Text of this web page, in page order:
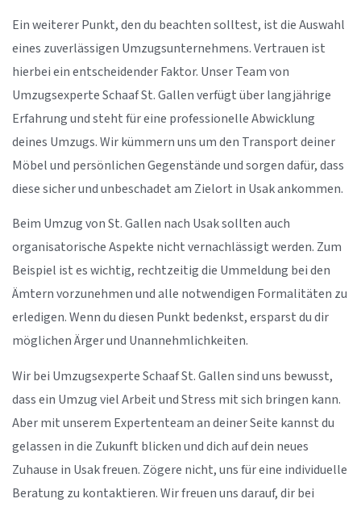
Ein weiterer Punkt, den du beachten solltest, ist die Auswahl
eines zuverlässigen Umzugsunternehmens. Vertrauen ist
hierbei ein entscheidender Faktor. Unser Team von
Umzugsexperte Schaaf St. Gallen verfügt über langjährige
Erfahrung und steht für eine professionelle Abwicklung
deines Umzugs. Wir kümmern uns um den Transport deiner
Möbel und persönlichen Gegenstände und sorgen dafür, dass
diese sicher und unbeschadet am Zielort in Usak ankommen.
Beim Umzug von St. Gallen nach Usak sollten auch
organisatorische Aspekte nicht vernachlässigt werden. Zum
Beispiel ist es wichtig, rechtzeitig die Ummeldung bei den
Ämtern vorzunehmen und alle notwendigen Formalitäten zu
erledigen. Wenn du diesen Punkt bedenkst, ersparst du dir
möglichen Ärger und Unannehmlichkeiten.
Wir bei Umzugsexperte Schaaf St. Gallen sind uns bewusst,
dass ein Umzug viel Arbeit und Stress mit sich bringen kann.
Aber mit unserem Expertenteam an deiner Seite kannst du
gelassen in die Zukunft blicken und dich auf dein neues
Zuhause in Usak freuen. Zögere nicht, uns für eine individuelle
Beratung zu kontaktieren. Wir freuen uns darauf, dir bei